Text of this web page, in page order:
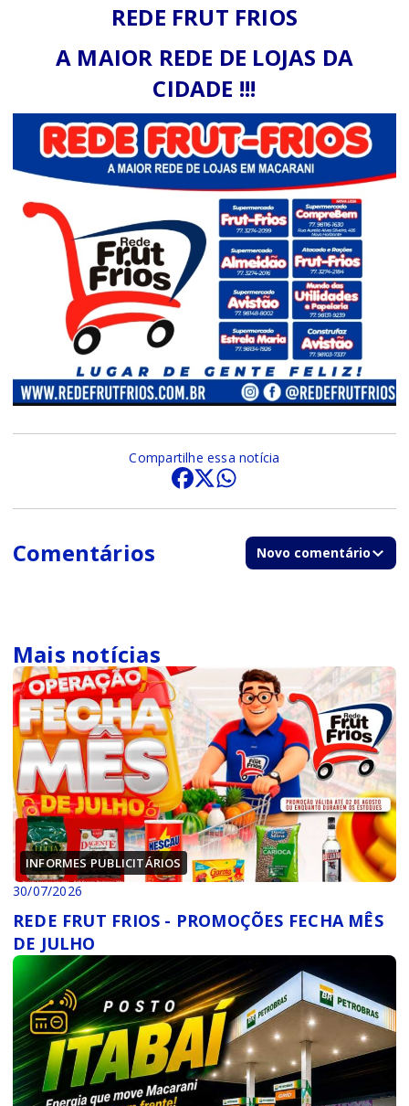
REDE FRUT FRIOS
A MAIOR REDE DE LOJAS DA
CIDADE !!!
Compartilhe essa notícia
Comentários Novo comentário
Mais notícias
INFORMES PUBLICITÁRIOS
30/07/2026
REDE FRUT FRIOS - PROMOÇÕES FECHA MÊS
DE JULHO